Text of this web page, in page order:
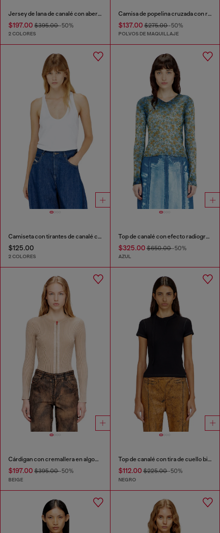
Jersey de lana de canalé con abertura
$197.00 $395.00-50%
2 COLORES
Camisa de popelina cruzada con rayas finas
$137.00$275.00-50%
POLVOS DE MAQUILLAJE
Camiseta con tirantes de canalé con Oval D
$125.00
2 COLORES
Top de canalé con efecto radiografía floral
$325.00$650.00-50%
AZUL
Cárdigan con cremallera en algodón acanalado
$197.00 $395.00-50%
BEIGE
Top de canalé con tira de cuello biker
$112.00$225.00-50%
NEGRO